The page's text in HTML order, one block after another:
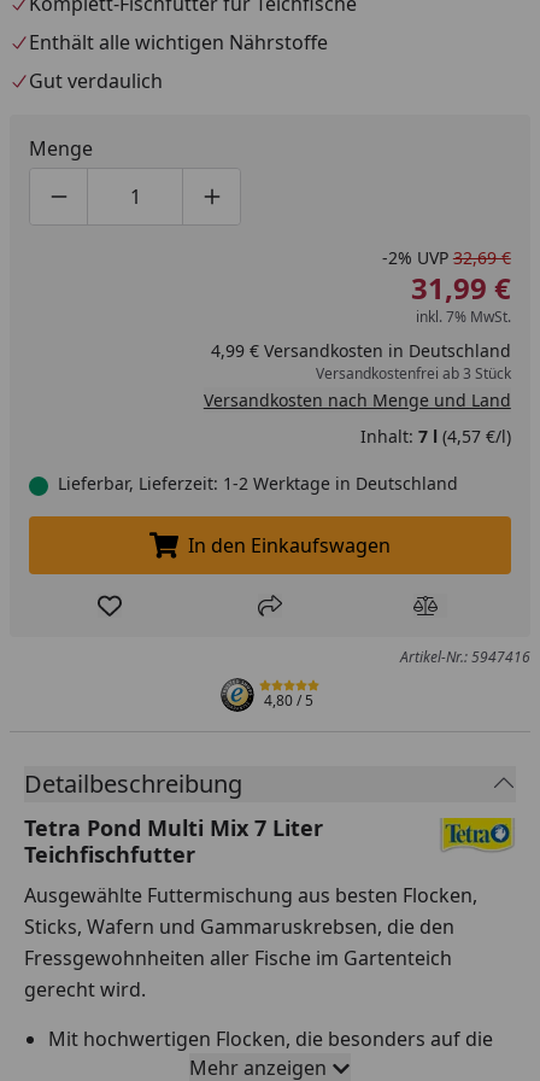
Enthält alle wichtigen Nährstoffe
Gut verdaulich
Menge
Produktmenge um eins verringern
Produktmenge manuell eingeben
Produktmenge um eins erhöhen
-2% UVP 32,69 €
31,99 €
inkl. 7% MwSt.
4,99 € Versandkosten in Deutschland
Versandkostenfrei ab 3 Stück
Versandkosten nach Menge und Land
Inhalt: 7 l (4,57 €/l)
Lieferbar, Lieferzeit: 1-2 Werktage in Deutschland
In den Einkaufswagen legen
In den Einkaufswagen
Produkt zur Wunschliste hinzufügen
Teilen Produkt
Artikel-Nr.: 5947416
4,80/ 5
Detailbeschreibung
Tetra Pond Multi Mix 7 Liter
Teichfischfutter
Ausgewählte Futtermischung aus besten Flocken,
Sticks, Wafern und Gammaruskrebsen, die den
Fressgewohnheiten aller Fische im Gartenteich
gerecht wird.
Mit hochwertigen Flocken, die besonders auf die
Ernährungsbedürfnisse junger und kleiner Fische
Mehr anzeigen